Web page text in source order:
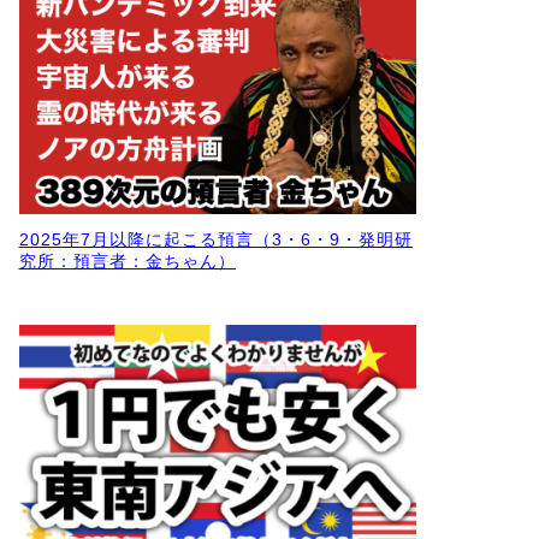
2025年7月以降に起こる預言（3・6・9・発明研
究所：預言者：金ちゃん）